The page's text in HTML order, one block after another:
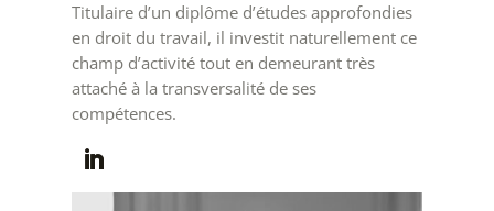
Titulaire d’un diplôme d’études approfondies
en droit du travail, il investit naturellement ce
champ d’activité tout en demeurant très
attaché à la transversalité de ses
compétences.